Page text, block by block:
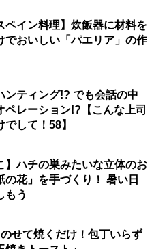
ペイン料理】炊飯器に材料を
でおいしい「パエリア」の作
ンティング!? でも会話の中
ペレーション!?【こんな上司
でして！58】
】ハチの巣みたいな立体のお
の花」を手づくり！ 暑い日
もう
のせて焼くだけ！包丁いらず